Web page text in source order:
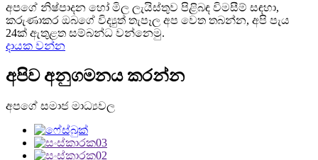
අපගේ නිෂ්පාදන හෝ මිල ලැයිස්තුව පිළිබඳ විමසීම් සඳහා,
කරුණාකර ඔබගේ විද්‍යුත් තැපෑල අප වෙත තබන්න, අපි පැය
24ක් ඇතුළත සම්බන්ධ වන්නෙමු.
දායක වන්න
අපිව අනුගමනය කරන්න
අපගේ සමාජ මාධ්‍යවල